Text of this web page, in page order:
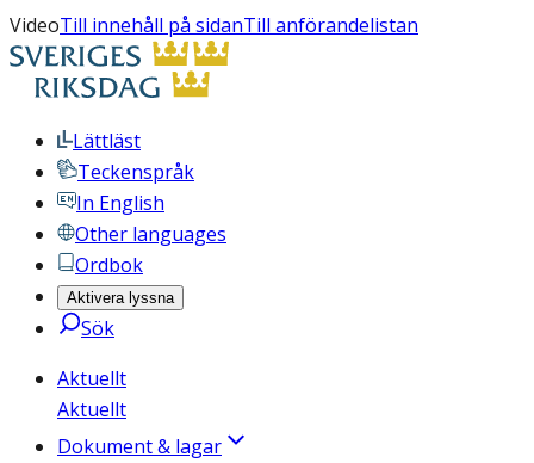
VideoTill innehåll på sidanTill anförandelistan
Lättläst
Teckenspråk
In English
Other languages
Ordbok
Aktivera lyssna
Sök
Aktuellt
Aktuellt
Dokument & lagar